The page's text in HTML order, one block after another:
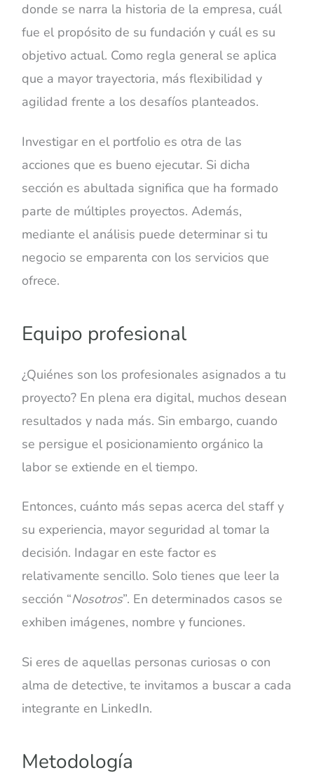
donde se narra la historia de la empresa, cuál
fue el propósito de su fundación y cuál es su
objetivo actual. Como regla general se aplica
que a mayor trayectoria, más flexibilidad y
agilidad frente a los desafíos planteados.
Investigar en el portfolio es otra de las
acciones que es bueno ejecutar. Si dicha
sección es abultada significa que ha formado
parte de múltiples proyectos. Además,
mediante el análisis puede determinar si tu
negocio se emparenta con los servicios que
ofrece.
Equipo profesional
¿Quiénes son los profesionales asignados a tu
proyecto? En plena era digital, muchos desean
resultados y nada más. Sin embargo, cuando
se persigue el posicionamiento orgánico la
labor se extiende en el tiempo.
Entonces, cuánto más sepas acerca del staff y
su experiencia, mayor seguridad al tomar la
decisión. Indagar en este factor es
relativamente sencillo. Solo tienes que leer la
sección “Nosotros”. En determinados casos se
exhiben imágenes, nombre y funciones.
Si eres de aquellas personas curiosas o con
alma de detective, te invitamos a buscar a cada
integrante en LinkedIn.
Metodología